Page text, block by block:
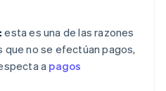
esta es una de las razones
no se efectúan pagos,
a pagos